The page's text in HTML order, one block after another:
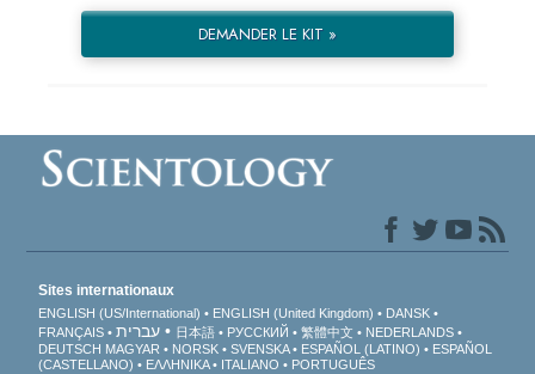
DEMANDER LE KIT »
Sites internationaux
ENGLISH (US/International) ENGLISH (United Kingdom)
DANSK
FRANÇAIS
עברית 日本語 РУССКИЙ 繁體中文
NEDERLANDS
DEUTSCH MAGYAR NORSK SVENSKA ESPAÑOL (LATINO)
ESPAÑOL
(CASTELLANO)
ΕΛΛΗΝΙΚA ITALIANO PORTUGUÊS